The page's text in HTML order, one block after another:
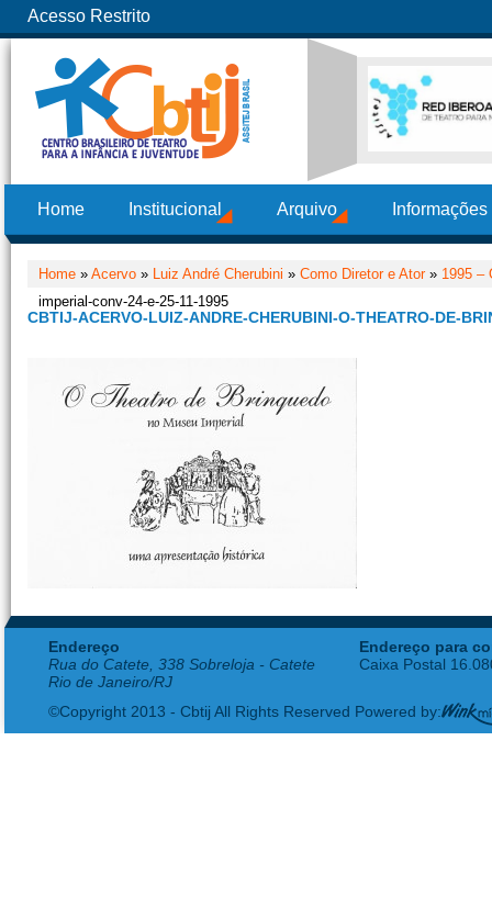
Acesso Restrito
Home Institucional Arquivo
Home » Acervo » Luiz André Cherubini » Como Diretor e Ator» 1995 –
imperial-conv-24-e-25-11-1995
CBTIJ-ACERVO-LUIZ-ANDRE-CHERUBINI-O-THEATRO-DE-
Endereço
Rua do Catete, 338 Sobreloja - Catete
Rio de Janeiro/RJ
Endereço para
Caixa Postal
©Copyright 2013 - Cbtij All Rights Reserved Powered by: